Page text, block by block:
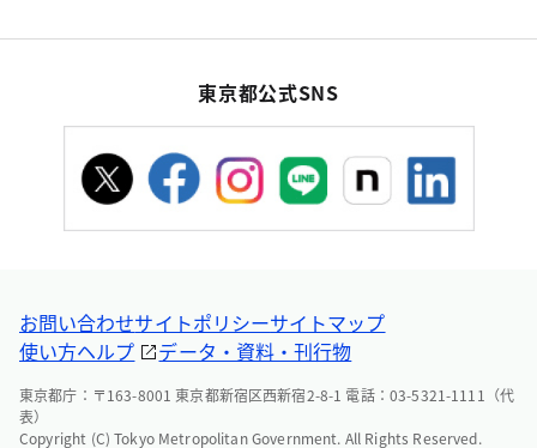
東京都公式SNS
お問い合わせサイトポリシーサイトマップ
使い方ヘルプ
データ・資料・刊行物
東京都庁：〒163-8001 東京都新宿区西新宿2-8-1 電話：03-5321-1111（代
表）
Copyright (C) Tokyo Metropolitan Government. All Rights Reserved.